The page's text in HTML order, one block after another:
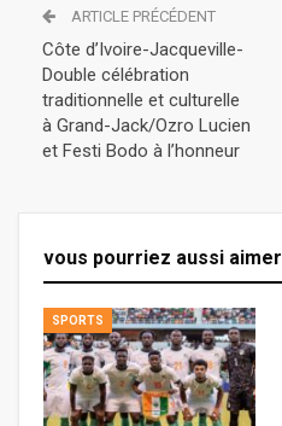
ARTICLE PRÉCÉDENT
Côte d’Ivoire-Jacqueville-
Double célébration
traditionnelle et culturelle
à Grand-Jack/Ozro Lucien
et Festi Bodo à l’honneur
vous pourriez aussi aimer
SPORTS